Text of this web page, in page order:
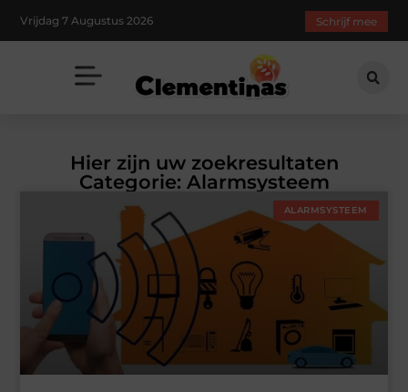
Vrijdag 7 Augustus 2026 Schrijf mee
Hier zijn uw zoekresultaten
Categorie: Alarmsysteem
ALARMSYSTEEM